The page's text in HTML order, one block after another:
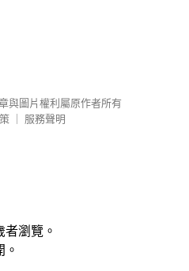
與圖片權利屬原作者所有
服務聲明
瀏覽。